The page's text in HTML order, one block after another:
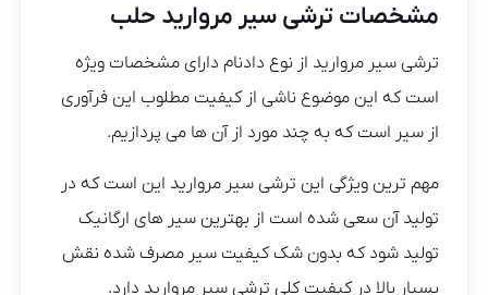
مشخصات ترشی سیر مروارید حلب
ترشی سیر مروارید از نوع دادنام دارای مشخصات ویژه
است که این موضوع ناشی از کیفیت مطلوب این فرآوری
از سیر است که به چند مورد از آن ها می پردازیم.
مهم ترین ویژگی این ترشی سیر مروارید این است که در
تولید آن سعی شده است از بهترین سیر های ارگانیک
تولید شود که بدون شک کیفیت سیر مصرف شده نقش
بسیار بالا در کیفیت کلی ترشی سیر مروارید دارد.